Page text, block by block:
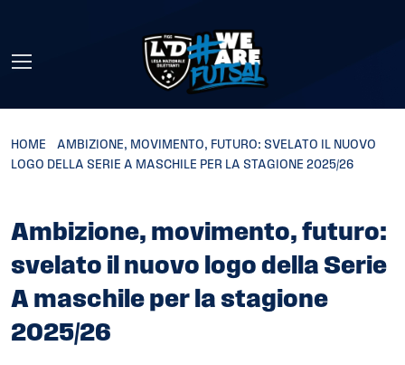
HOME
AMBIZIONE, MOVIMENTO, FUTURO: SVELATO IL NUOVO
LOGO DELLA SERIE A MASCHILE PER LA STAGIONE 2025/26
Ambizione, movimento, futuro:
svelato il nuovo logo della Serie
A maschile per la stagione
2025/26